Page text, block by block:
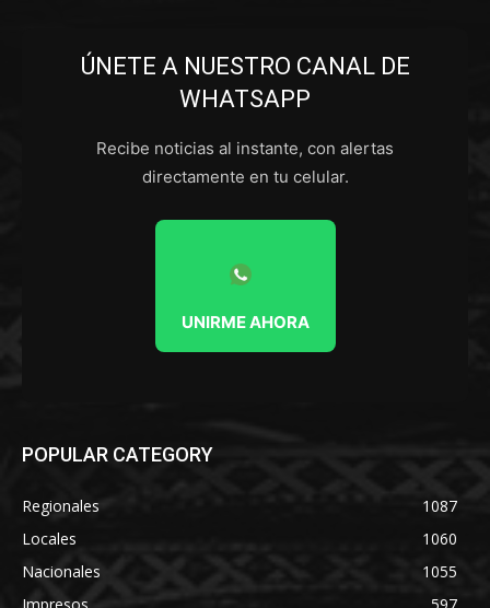
ÚNETE A NUESTRO CANAL DE
WHATSAPP
Recibe noticias al instante, con alertas
directamente en tu celular.
UNIRME AHORA
POPULAR CATEGORY
Regionales
1087
Locales
1060
Nacionales
1055